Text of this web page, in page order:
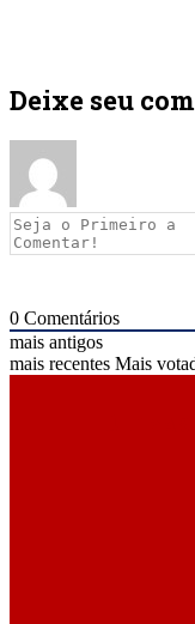
Deixe seu
0 Comentários
mais antigos
mais recentes Mais